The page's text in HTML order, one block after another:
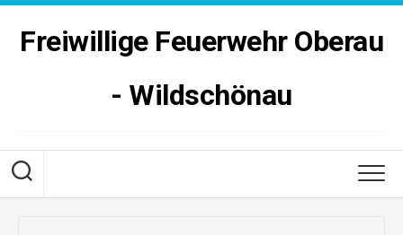
Skip
contentFreiwillige Feuerwehr Oberau
- Wildschönau